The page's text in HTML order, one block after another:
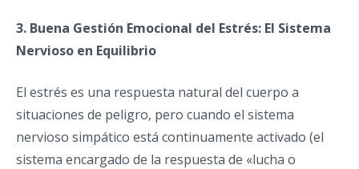
3. Buena Gestión Emocional del Estrés: El Sistema
Nervioso en Equilibrio
El estrés es una respuesta natural del cuerpo a
situaciones de peligro, pero cuando el sistema
nervioso simpático está continuamente activado (el
sistema encargado de la respuesta de «lucha o